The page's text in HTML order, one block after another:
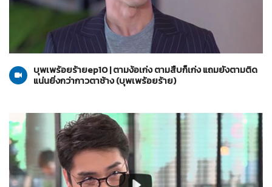
29-06-2565
บุพเพร้อยร้าย
บุพเพร้อยร้ายep10 | ตามง้อเก่ง ตามสืบก็เก่ง แถมยังตามติด
แน่นยิ่งกว่ากาวตาช้าง (บุพเพร้อยร้าย)